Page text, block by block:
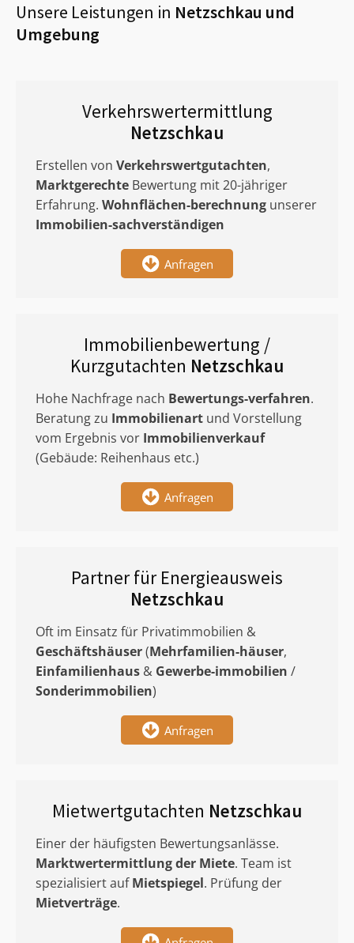
Unsere Leistungen in Netzschkau und
Umgebung
Verkehrswertermittlung
Netzschkau
Erstellen von Verkehrswertgutachten,
Marktgerechte Bewertung mit 20-jähriger
Erfahrung. Wohnflächen-berechnung unserer
Immobilien-sachverständigen
Anfragen
Immobilienbewertung /
Kurzgutachten Netzschkau
Hohe Nachfrage nach Bewertungs-verfahren.
Beratung zu Immobilienart und Vorstellung
vom Ergebnis vor Immobilienverkauf
(Gebäude: Reihenhaus etc.)
Anfragen
Partner für Energieausweis
Netzschkau
Oft im Einsatz für Privatimmobilien &
Geschäftshäuser(Mehrfamilien-häuser,
Einfamilienhaus & Gewerbe-immobilien /
Sonderimmobilien)
Anfragen
Mietwertgutachten Netzschkau
Einer der häufigsten Bewertungsanlässe.
Marktwertermittlungder Miete. Team ist
spezialisiert aufMietspiegel. Prüfung der
Mietverträge.